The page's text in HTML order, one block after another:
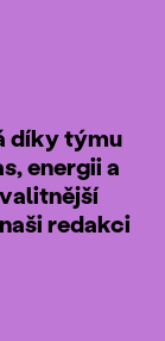
díky týmu
energii a
redakci